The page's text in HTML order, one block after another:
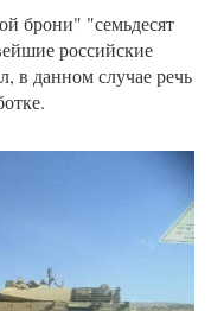
брони" "семьдесят
российские
в данном случае речь